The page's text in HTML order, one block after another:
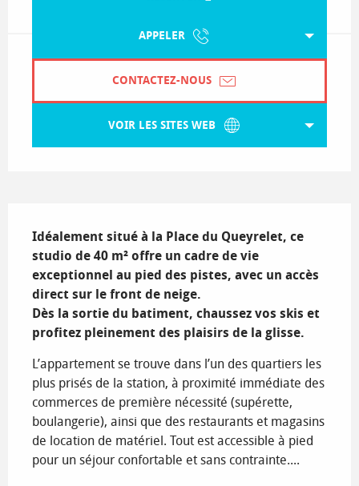
APPELER
CONTACTEZ-NOUS
VOIR LES SITES WEB
Idéalement situé à la Place du Queyrelet, ce
studio de 40 m² offre un cadre de vie
exceptionnel au pied des pistes, avec un accès
direct sur le front de neige.
Dès la sortie du batiment, chaussez vos skis et
profitez pleinement des plaisirs de la glisse.
L’appartement se trouve dans l’un des quartiers les
plus prisés de la station, à proximité immédiate des
commerces de première nécessité (supérette,
boulangerie), ainsi que des restaurants et magasins
de location de matériel. Tout est accessible à pied
pour un séjour confortable et sans contrainte....